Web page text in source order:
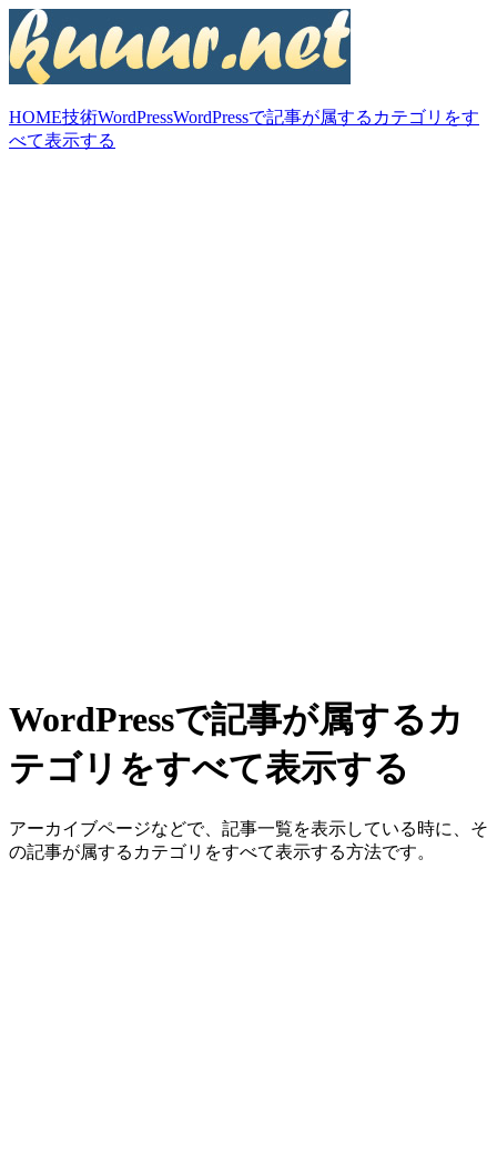
HOME技術WordPressWordPressで記事が属するカテゴリをす
べて表示する
WordPressで記事が属するカ
テゴリをすべて表示する
アーカイブページなどで、記事一覧を表示している時に、そ
の記事が属するカテゴリをすべて表示する方法です。